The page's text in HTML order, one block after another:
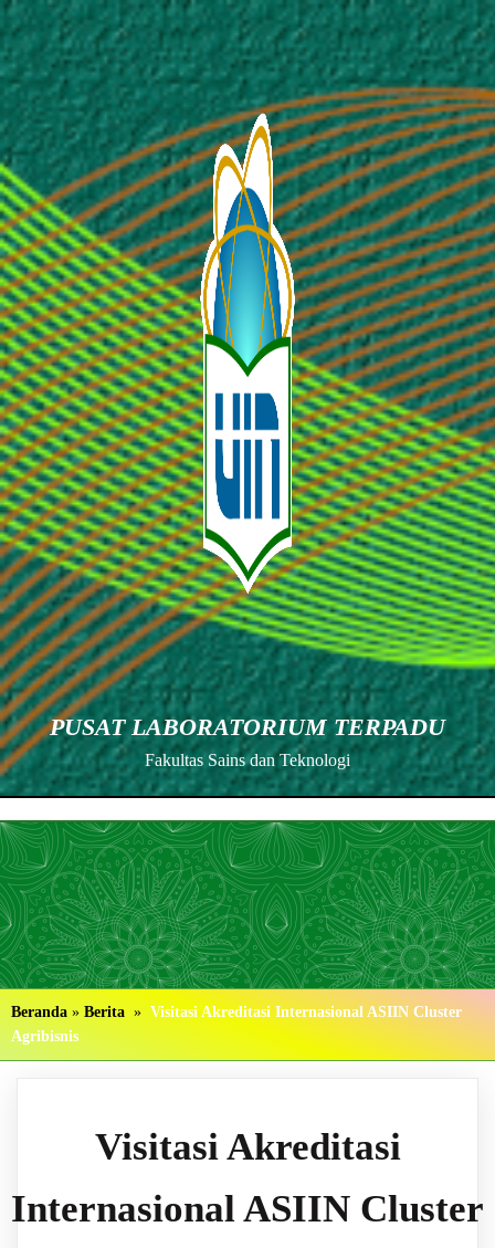
PUSAT LABORATORIUM TERPADU
Fakultas Sains dan Teknologi
Beranda » Berita » Visitasi Akreditasi Internasional ASIIN Cluster
Agribisnis
Visitasi Akreditasi
Internasional ASIIN Cluster